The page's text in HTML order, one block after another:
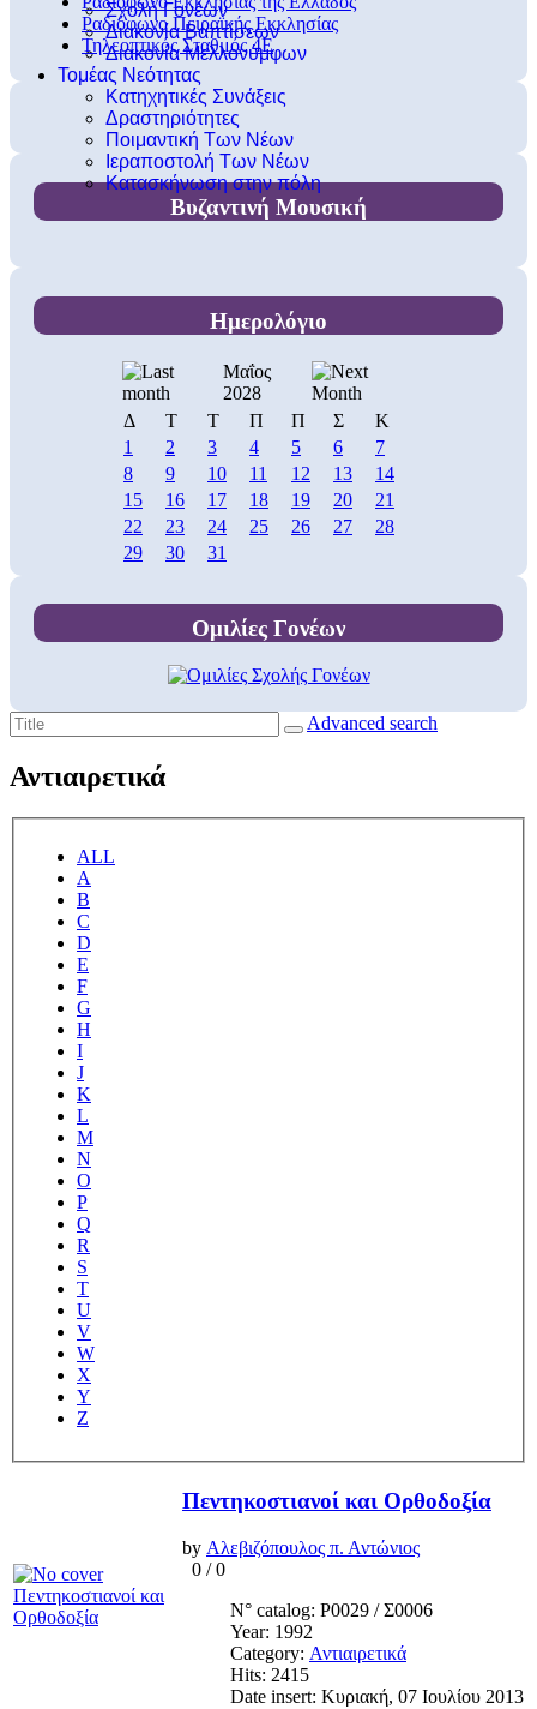
Σχολή Γονέων
Διακονία Βαπτίσεων
Διακονία Μελλονύμφων
Τομέας Νεότητας
Κατηχητικές Συνάξεις
Δραστηριότητες
Ποιμαντική Των Νέων
Ιεραποστολή Των Νέων
Κατασκήνωση στην πόλη
Ραδιόφωνο Πειραϊκής Εκκλησίας
Τηλεοπτικός Σταθμός 4Ε
Βυζαντινή Μουσική
Ημερολόγιο
Μαΐος
2028
Δ
Τ Τ Π Π Σ
Κ
1
2 3 4 5 6
7
8
9 10 11 12 13
14
15
16 17 18 19 20
21
22
23 24 25 26 27
28
29
30 31
Ομιλίες Γονέων
Advanced search
Αντιαιρετικά
ALL
A
B
C
D
E
F
G
H
I
J
K
L
M
N
O
P
Q
R
S
T
U
V
W
X
Y
Z
Πεντηκοστιανοί και Ορθοδοξία
by Αλεβιζόπουλος π. Αντώνιος
0 /0
N° catalog: Ρ0029 / Σ0006
Year: 1992
Category: Αντιαιρετικά
Hits: 2415
Date insert: Κυριακή, 07 Ιουλίου 2013